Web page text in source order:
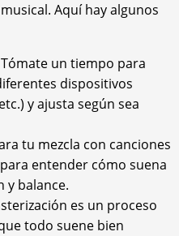
Aquí hay algunos
Tómate un tiempo para
dispositivos
y ajusta según sea
tu mezcla con canciones
entender cómo suena
y balance.
es un proceso
todo suene bien